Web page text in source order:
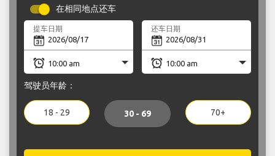
在相同地点还车
提车日期 还车日期
驾驶员年龄：
18 - 29 30 - 69 70+